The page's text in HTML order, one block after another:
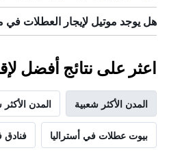
هل يوجد موتيل لإيجار العطلات في
اعثر على نتائج أفضل
المدن الأكثر شعبية المدن
بيوت عطلات في أستراليا فنادق